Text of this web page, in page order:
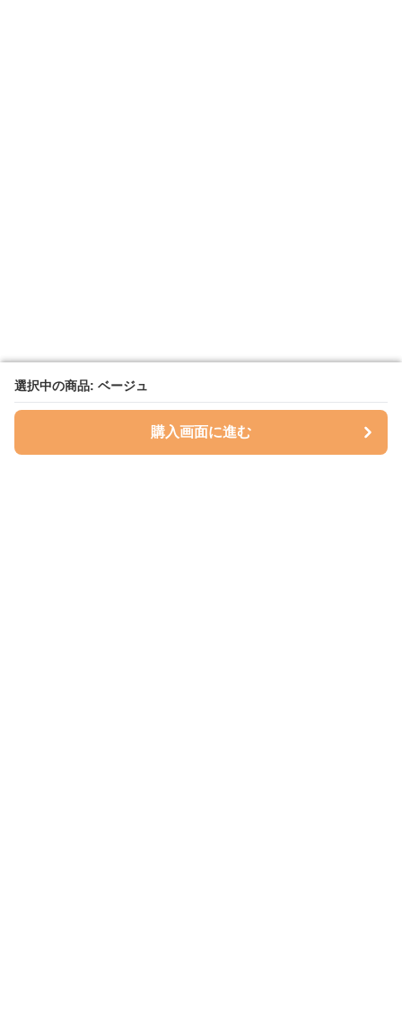
選択中の商品: ベージュ
購入画面に進む
選択中の商品: ベージュ
購入画面に進む